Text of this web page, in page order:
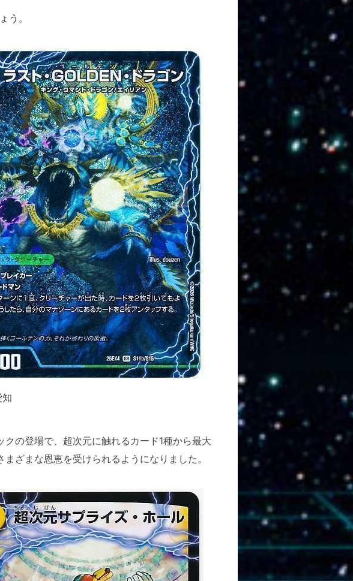
う。
知
の登場で、超次元に触れるカード1種から最大
ざまな恩恵を受けられるようになりました。